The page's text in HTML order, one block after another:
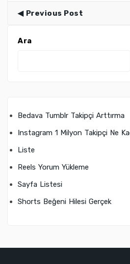
Previous Post
Ara
Bedava Tumblr Takipçi Arttırma
Instagram 1 Milyon Takipçi Ne
Liste
Reels Yorum Yükleme
Sayfa Listesi
Shorts Beğeni Hilesi Gerçek